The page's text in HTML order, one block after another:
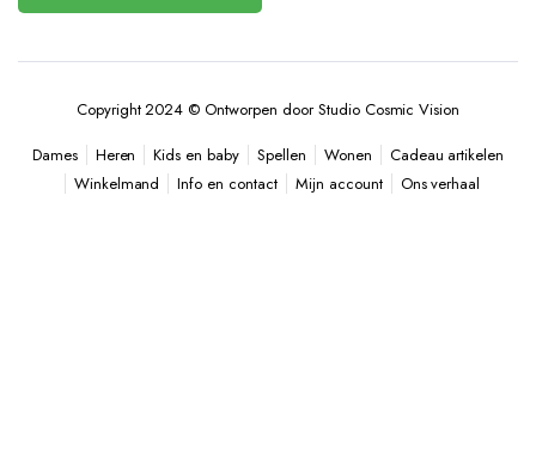
Copyright 2024 © Ontworpen door Studio Cosmic Vision
Dames
Heren Kids en baby Spellen Wonen
Cadeau artikelen
Winkelmand
Info en contact Mijn account Ons verhaal